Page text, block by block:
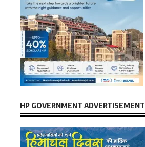
HP GOVERNMENT ADVERTISEMENT